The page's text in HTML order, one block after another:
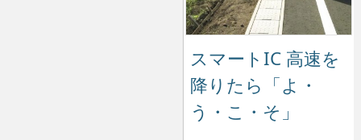
スマートIC 高速を
降りたら「よ・
う・こ・そ」